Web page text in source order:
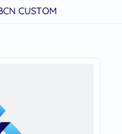
CUSTOM